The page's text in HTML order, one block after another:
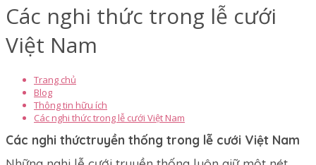
Các nghi thức trong lễ cưới
Việt Nam
Trang chủ
Blog
Thông tin hữu ích
Các nghi thức trong lễ cưới Việt Nam
Các nghi thứctruyền thống trong lễ cưới Việt Nam